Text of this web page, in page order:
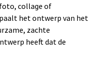
collage of
het ontwerp van het
zachte
heeft dat de